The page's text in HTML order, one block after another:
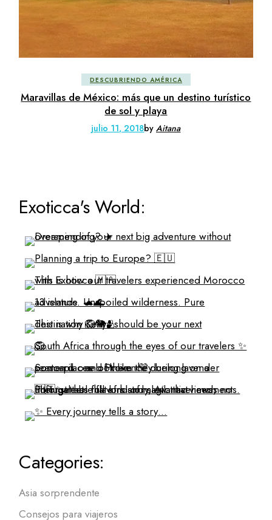
DESCUBRIENDO AMÉRICA
Maravillas de México: más que un destino turístico
de sol y playa
julio 11, 2018byAitana
Exoticca's World:
Categories:
Asia sorprendente
Consejos para viajeros